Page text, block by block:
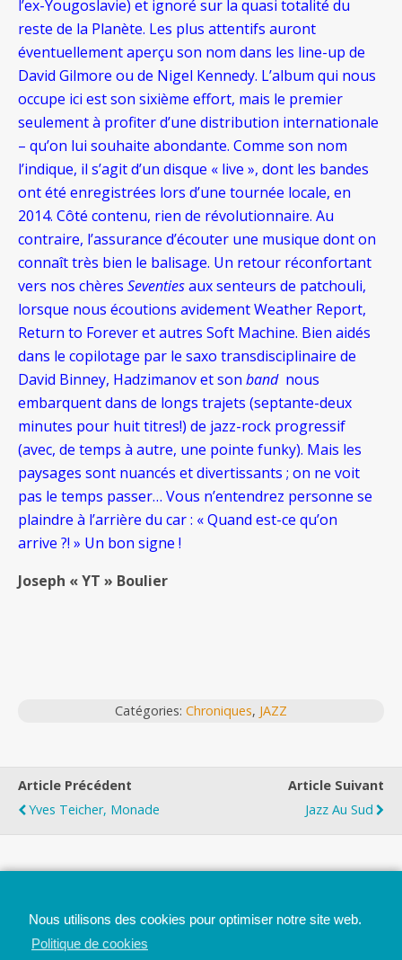
l’ex-Yougoslavie) et ignoré sur la quasi totalité du
reste de la Planète. Les plus attentifs auront
éventuellement aperçu son nom dans les line-up de
David Gilmore ou de Nigel Kennedy. L’album qui nous
occupe ici est son sixième effort, mais le premier
seulement à profiter d’une distribution internationale
– qu’on lui souhaite abondante. Comme son nom
l’indique, il s’agit d’un disque « live », dont les bandes
ont été enregistrées lors d’une tournée locale, en
2014. Côté contenu, rien de révolutionnaire. Au
contraire, l’assurance d’écouter une musique dont on
connaît très bien le balisage. Un retour réconfortant
vers nos chères Seventiesaux senteurs de patchouli,
lorsque nous écoutions avidement Weather Report,
Return to Forever et autres Soft Machine. Bien aidés
dans le copilotage par le saxo transdisciplinaire de
David Binney, Hadzimanov et son bandnous
embarquent dans de longs trajets (septante-deux
minutes pour huit titres!) de jazz-rock progressif
(avec, de temps à autre, une pointe funky). Mais les
paysages sont nuancés et divertissants ; on ne voit
pas le temps passer… Vous n’entendrez personne se
plaindre à l’arrière du car : « Quand est-ce qu’on
arrive ?! » Un bon signe !
Joseph « YT » Boulier
Catégories: Chroniques, JAZZ
Article Précédent
Yves Teicher, Monade
Article Suivant
Jazz Au Sud
Nous utilisons des cookies pour optimiser notre site web.
Politique de cookies